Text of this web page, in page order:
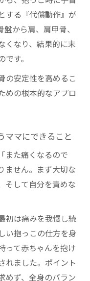
児へのサポート
防に役立つ理由
手首痛に与える
で見る全身連動
痛の根本的背景
手首の負担を見
底サポート
現場で実践する
こ姿勢を丁寧に
する『代償動作』が
から肩、肩甲骨、
くなり、結果的に末
す。
の安定性を高めるこ
めの根本的なアプロ
ママにできること
また痛くなるので
ません。まず大切な
そして自分を責めな
初は痛みを我慢し続
い抱っこの仕方を身
って赤ちゃんを抱け
れました。ポイント
めず、全身のバラン